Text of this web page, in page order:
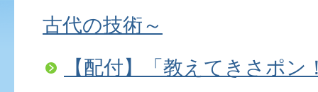
古代の技術～
【配付】「教えてきさポ